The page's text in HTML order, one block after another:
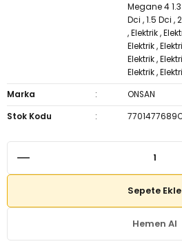
Megane 4
Dci ,1.5 Dci ,
,Elektrik ,
Elektrik ,
Elektrik ,
Elektrik ,
Marka
ONSAN
Stok Kodu
Sepete Ekle
Hemen Al